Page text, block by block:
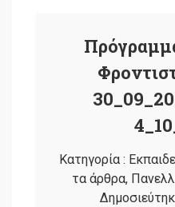
Κατηγορία :
τα άρθρα,